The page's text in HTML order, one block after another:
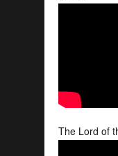
The Lord of